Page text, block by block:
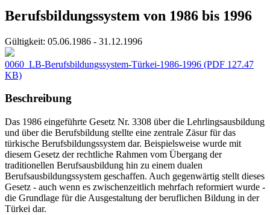
Berufsbildungssystem von 1986 bis 1996
Gültigkeit: 05.06.1986 - 31.12.1996
0060_LB-Berufsbildungssystem-Türkei-1986-1996 (PDF 127.47
KB)
Beschreibung
Das 1986 eingeführte Gesetz Nr. 3308 über die Lehrlingsausbildung
und über die Berufsbildung stellte eine zentrale Zäsur für das
türkische Berufsbildungssystem dar. Beispielsweise wurde mit
diesem Gesetz der rechtliche Rahmen vom Übergang der
traditionellen Berufsausbildung hin zu einem dualen
Berufsausbildungssystem geschaffen. Auch gegenwärtig stellt dieses
Gesetz - auch wenn es zwischenzeitlich mehrfach reformiert wurde -
die Grundlage für die Ausgestaltung der beruflichen Bildung in der
Türkei dar.